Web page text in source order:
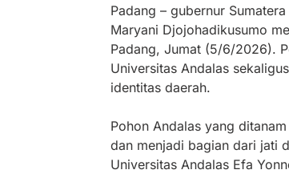
Padang – gubernur
Maryani Djojohadikusumo
Padang, Jumat (5/6/2026).
Universitas Andalas
identitas daerah.
Pohon Andalas yang
dan menjadi bagian dari jati
Universitas Andalas Efa